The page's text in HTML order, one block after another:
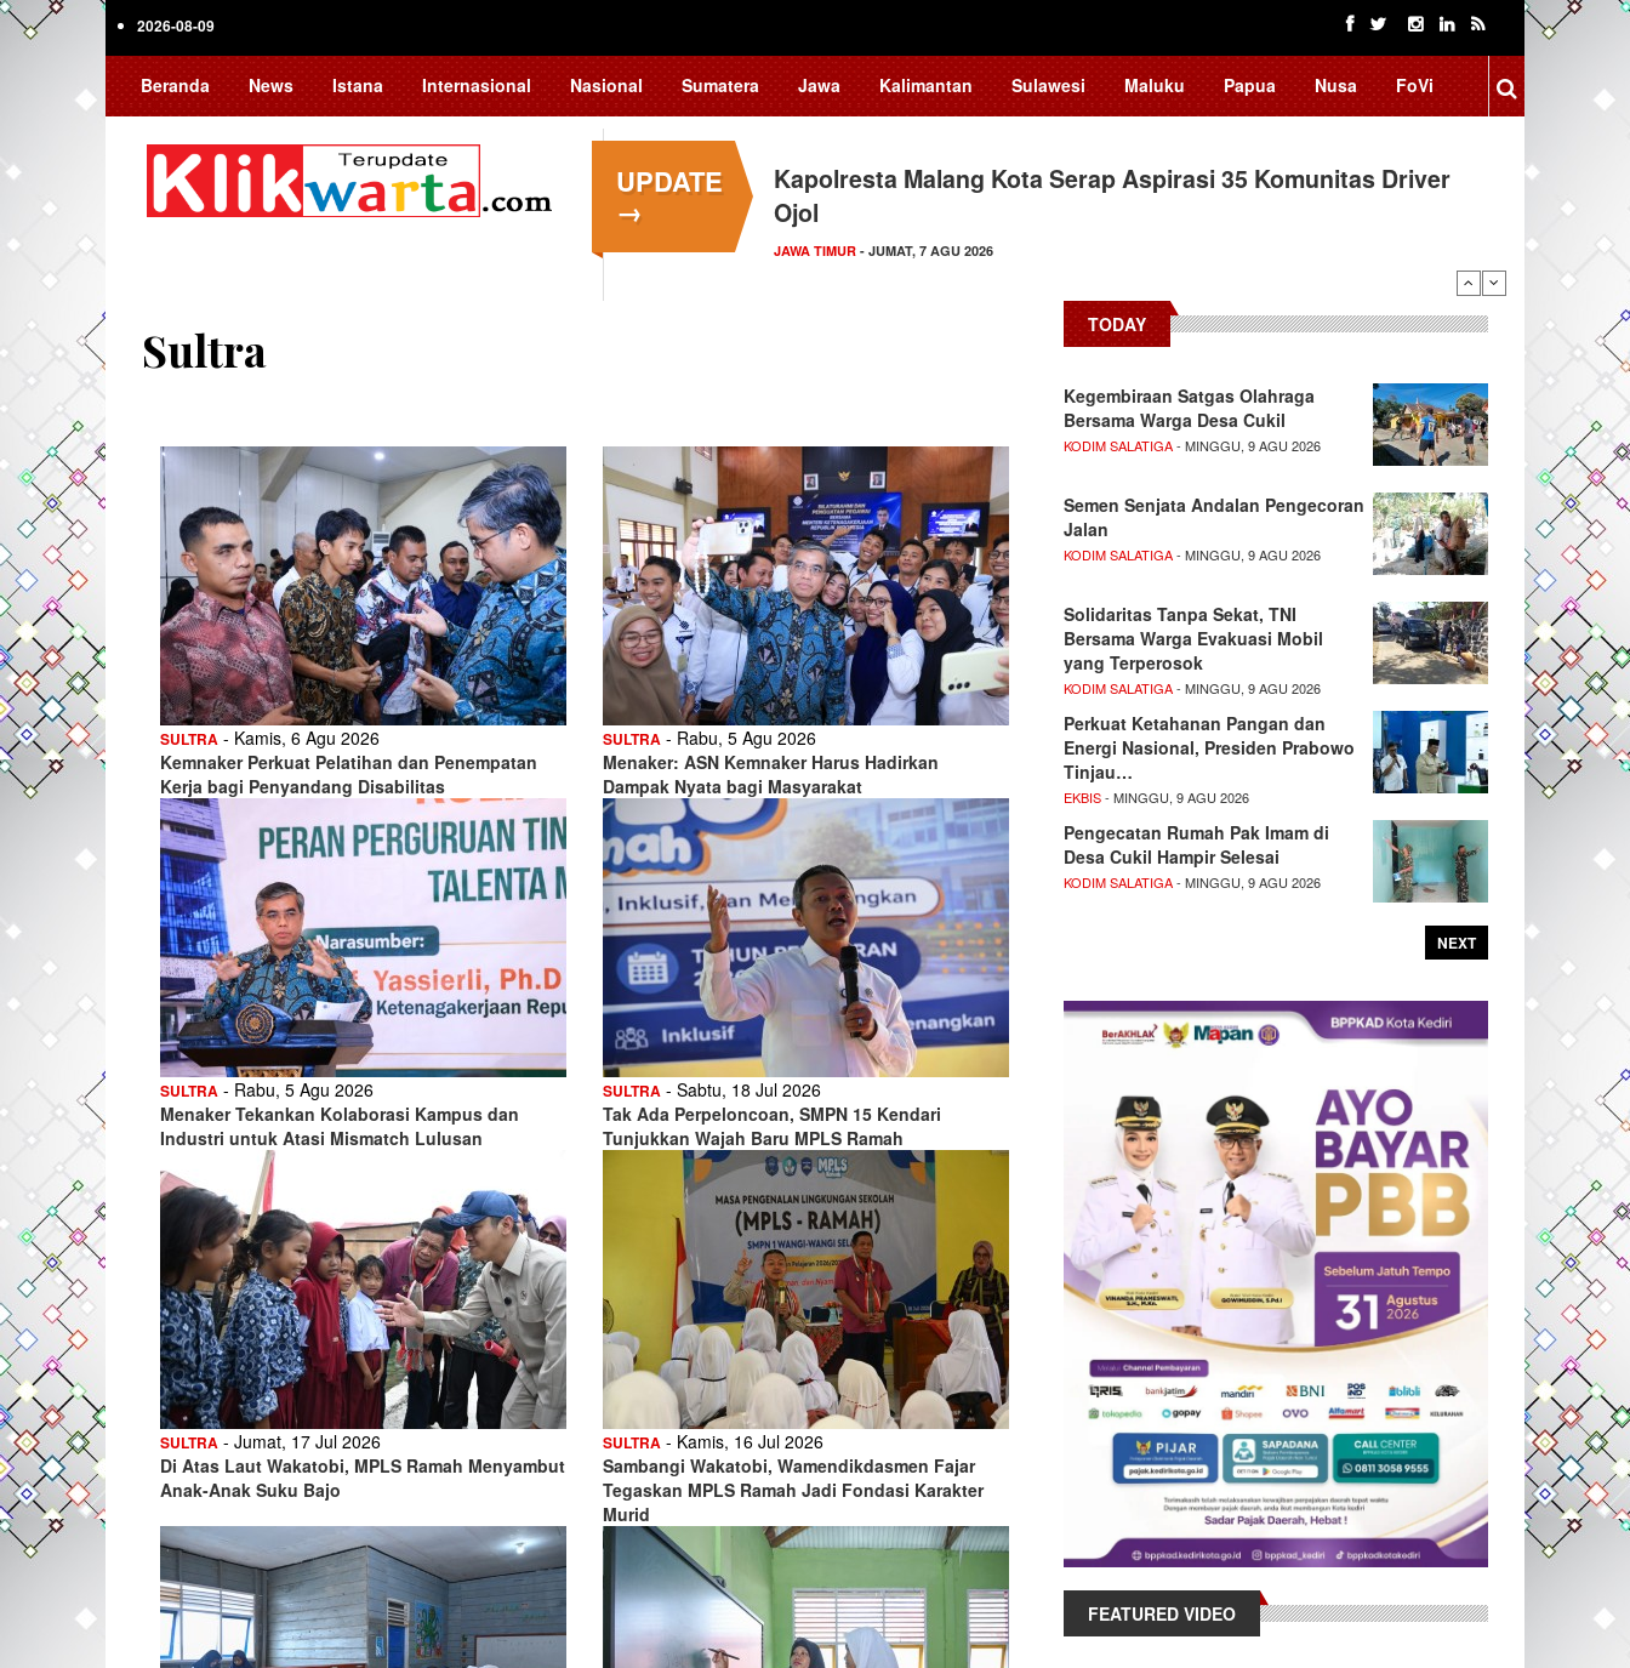
Skip
2026-08-09
Beranda News Istana Internasional Nasional Sumatera Jawa Kalimantan Sulawesi Maluku Papua Nusa FoVi
UPDATE
→
Kapolresta Malang Kota Serap Aspirasi 35 Komunitas Driver
Ojol
JAWA TIMUR - JUMAT, 7 AGU 2026
Sultra
SULTRA - Kamis, 6 Agu 2026
Kemnaker Perkuat Pelatihan dan Penempatan
Kerja bagi Penyandang Disabilitas
SULTRA - Rabu, 5 Agu 2026
Menaker: ASN Kemnaker Harus Hadirkan
Dampak Nyata bagi Masyarakat
SULTRA - Rabu, 5 Agu 2026
Menaker Tekankan Kolaborasi Kampus dan
Industri untuk Atasi Mismatch Lulusan
SULTRA - Sabtu, 18 Jul 2026
Tak Ada Perpeloncoan, SMPN 15 Kendari
Tunjukkan Wajah Baru MPLS Ramah
SULTRA - Jumat, 17 Jul 2026
Di Atas Laut Wakatobi, MPLS Ramah Menyambut
Anak-Anak Suku Bajo
SULTRA - Kamis, 16 Jul 2026
Sambangi Wakatobi, Wamendikdasmen Fajar
Tegaskan MPLS Ramah Jadi Fondasi Karakter
Murid
Pagination
TODAY
Kegembiraan Satgas Olahraga
Bersama Warga Desa Cukil
KODIM SALATIGA- MINGGU, 9 AGU 2026
Semen Senjata Andalan Pengecoran
Jalan
KODIM SALATIGA- MINGGU, 9 AGU 2026
Solidaritas Tanpa Sekat, TNI
Bersama Warga Evakuasi Mobil
yang Terperosok
KODIM SALATIGA- MINGGU, 9 AGU 2026
Perkuat Ketahanan Pangan dan
Energi Nasional, Presiden Prabowo
Tinjau…
EKBIS- MINGGU, 9 AGU 2026
Pengecatan Rumah Pak Imam di
Desa Cukil Hampir Selesai
KODIM SALATIGA- MINGGU, 9 AGU 2026
NEXT
FEATURED VIDEO